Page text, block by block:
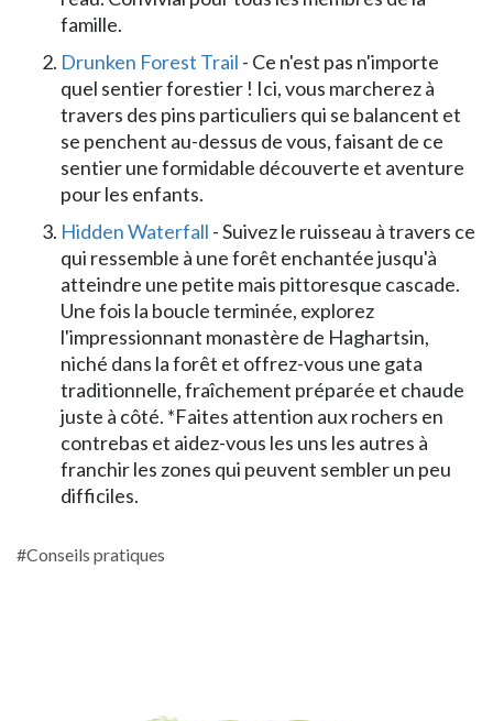
famille.
Drunken Forest Trail - Ce n'est pas n'importe
quel sentier forestier ! Ici, vous marcherez à
travers des pins particuliers qui se balancent et
se penchent au-dessus de vous, faisant de ce
sentier une formidable découverte et aventure
pour les enfants.
Hidden Waterfall - Suivez le ruisseau à travers ce
qui ressemble à une forêt enchantée jusqu'à
atteindre une petite mais pittoresque cascade.
Une fois la boucle terminée, explorez
l'impressionnant monastère de Haghartsin,
niché dans la forêt et offrez-vous une gata
traditionnelle, fraîchement préparée et chaude
juste à côté. *Faites attention aux rochers en
contrebas et aidez-vous les uns les autres à
franchir les zones qui peuvent sembler un peu
difficiles.
#Conseils pratiques